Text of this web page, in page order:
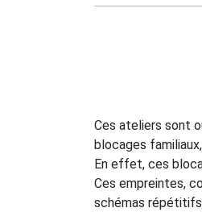
Ces ateliers sont
blocages
En effet, ces
Ces empreintes,
schémas répétitifs